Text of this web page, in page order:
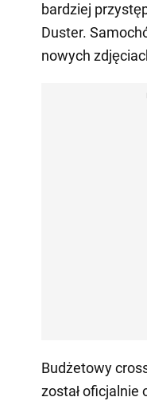
bardziej
Duster.
nowych
Budżetowy
został oficjalnie